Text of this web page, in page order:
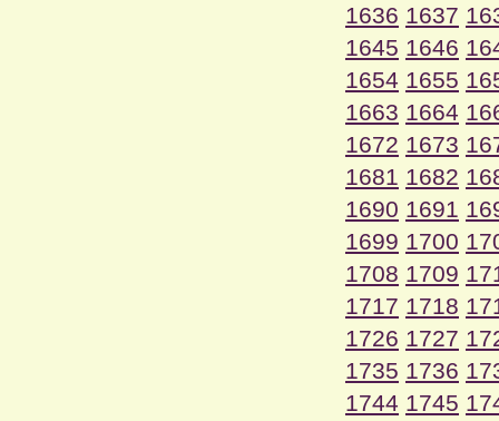
1636 1637
1645 1646
1654 1655
1663 1664
1672 1673
1681 1682
1690 1691
1699 1700
1708 1709
1717 1718
1726 1727
1735 1736
1744 1745